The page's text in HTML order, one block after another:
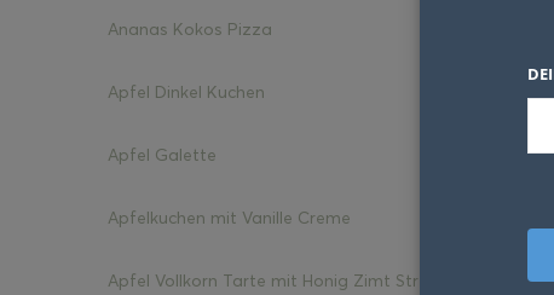
Ananas Kokos Pizza
Apfel Dinkel Kuchen
Apfel Galette
Apfelkuchen mit Vanille Creme
Apfel Vollkorn Tarte mit Honig Zimt Streusel